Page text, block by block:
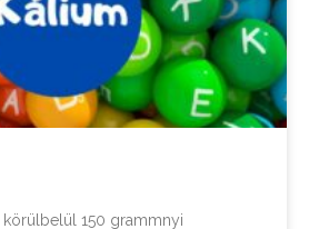
150 grammnyi